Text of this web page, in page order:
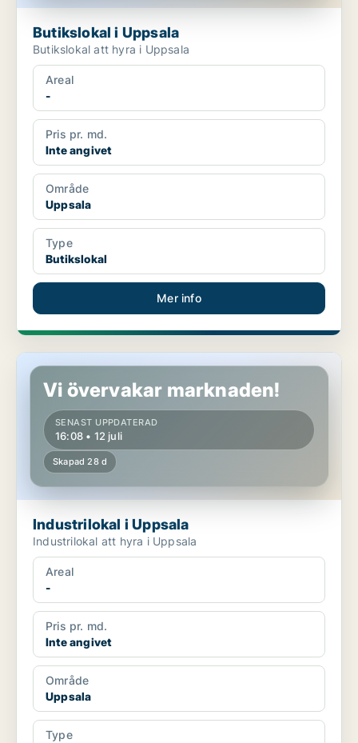
Butikslokal i Uppsala
Butikslokal att hyra i Uppsala
Areal
-
Pris pr. md.
Inte angivet
Område
Uppsala
Type
Butikslokal
Mer info
Industrilokal i Uppsala
Vi övervakar marknaden!
SENAST UPPDATERAD
16:08 • 12 juli
Skapad 28 d
Industrilokal i Uppsala
Industrilokal att hyra i Uppsala
Areal
-
Pris pr. md.
Inte angivet
Område
Uppsala
Type